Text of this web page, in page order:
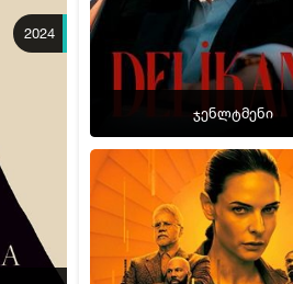
2024
ჯენლტმენი